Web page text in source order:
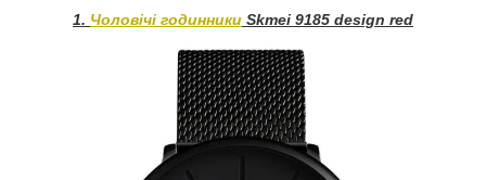
1. Чоловічі годинники Skmei 9185 design red